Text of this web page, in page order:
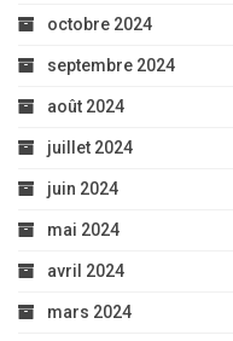
octobre 2024
septembre 2024
août 2024
juillet 2024
juin 2024
mai 2024
avril 2024
mars 2024